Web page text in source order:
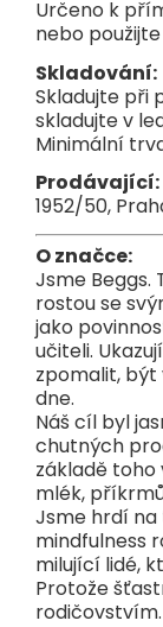
Určeno k
nebo
Skladování:
Skladujte při
skladujte v
Minimální
Prodávající:
1952/50,
O značce:
Jsme Beggs.
rostou se
jako
učiteli.
zpomalit,
dne.
Náš cíl byl
chutných
základě
mlék,
Jsme hrdí na
mindfulness
milující lidé,
Protože
rodičovstvím.